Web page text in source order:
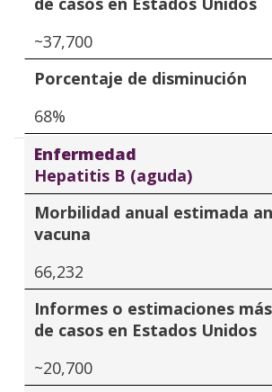
~37,700
Porcentaje de disminución
68%
Enfermedad
Hepatitis B (aguda)
Morbilidad anual estimada
vacuna
66,232
Informes o estimaciones
de casos en Estados Unidos
~20,700